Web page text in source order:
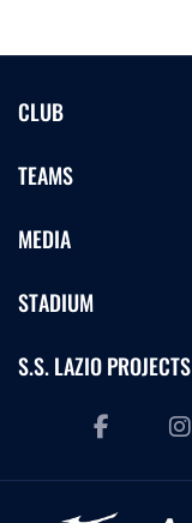
CLUB
TEAMS
MEDIA
STADIUM
S.S. LAZIO PROJECTS